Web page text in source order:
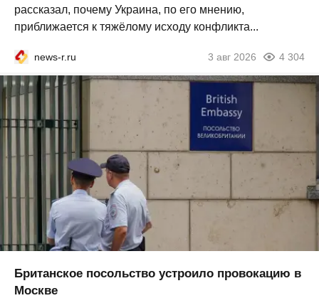
рассказал, почему Украина, по его мнению,
приближается к тяжёлому исходу конфликта...
news-r.ru 3 авг 2026 4 304
Британское посольство устроило провокацию в
Москве